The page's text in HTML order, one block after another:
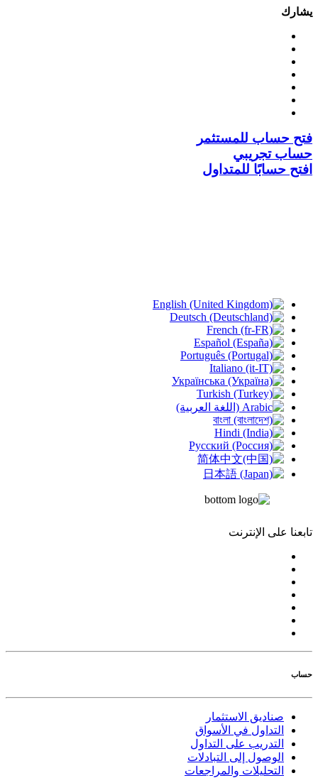
يشارك
فتح حساب للمستثمر
حساب تجريبي
افتح حسابًا للمتداول
تابعنا على الإنترنت
حساب
صناديق الاستثمار
التداول في الأسواق
التدريب على التداول
الوصول إلى التبادلات
التحليلات والمراجعات